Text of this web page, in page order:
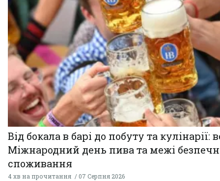
Від бокала в барі до побуту та кулінарії:
Міжнародний день пива та межі
споживання
4 хв на прочитання 07 Серпня 2026